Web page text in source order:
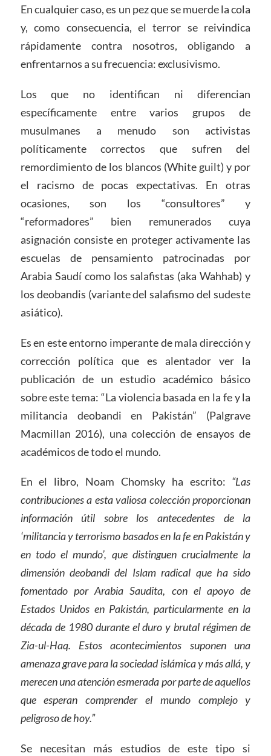
En cualquier caso, es un pez que se muerde la cola
y, como consecuencia, el terror se reivindica
rápidamente contra nosotros, obligando a
enfrentarnos a su frecuencia: exclusivismo.
Los que no identifican ni diferencian
específicamente entre varios grupos de
musulmanes a menudo son activistas
políticamente correctos que sufren del
remordimiento de los blancos (White guilt) y por
el racismo de pocas expectativas. En otras
ocasiones, son los “consultores” y
“reformadores” bien remunerados cuya
asignación consiste en proteger activamente las
escuelas de pensamiento patrocinadas por
Arabia Saudí como los salafistas (aka Wahhab) y
los deobandis (variante del salafismo del sudeste
asiático).
Es en este entorno imperante de mala dirección y
corrección política que es alentador ver la
publicación de un estudio académico básico
sobre este tema: “La violencia basada en la fe y la
militancia deobandi en Pakistán” (Palgrave
Macmillan 2016), una colección de ensayos de
académicos de todo el mundo.
En el libro, Noam Chomsky ha escrito: “Las
contribuciones a esta valiosa colección proporcionan
información útil sobre los antecedentes de la
‘militancia y terrorismo basados ​​en la fe en Pakistán y
en todo el mundo’, que distinguen crucialmente la
dimensión deobandi del Islam radical que ha sido
fomentado por Arabia Saudita, con el apoyo de
Estados Unidos en Pakistán, particularmente en la
década de 1980 durante el duro y brutal régimen de
Zia-ul-Haq. Estos acontecimientos suponen una
amenaza grave para la sociedad islámica y más allá, y
merecen una atención esmerada por parte de aquellos
que esperan comprender el mundo complejo y
peligroso de hoy.”
Se necesitan más estudios de este tipo si